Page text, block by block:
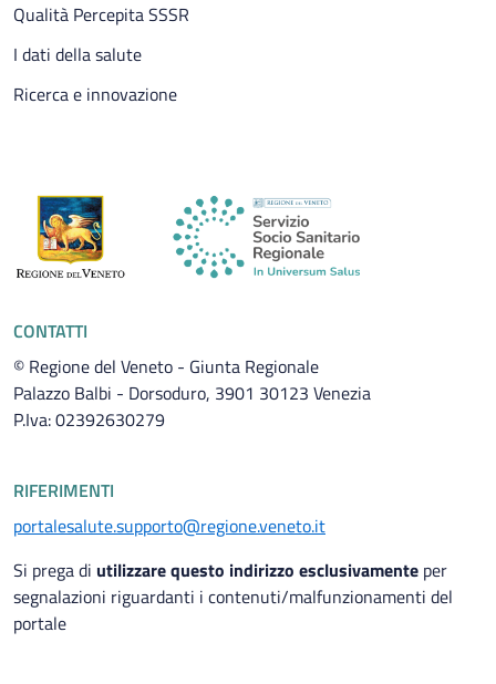
Qualità Percepita SSSR
I dati della salute
Ricerca e innovazione
CONTATTI
© Regione del Veneto - Giunta Regionale
Palazzo Balbi - Dorsoduro, 3901 30123 Venezia
P.Iva: 02392630279
RIFERIMENTI
portalesalute.supporto@regione.veneto.it
Si prega di utilizzare questo indirizzo esclusivamente per
segnalazioni riguardanti i contenuti/malfunzionamenti del
portale